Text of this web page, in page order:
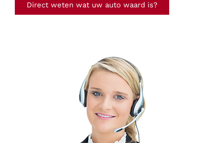
Direct weten wat uw auto waard is?